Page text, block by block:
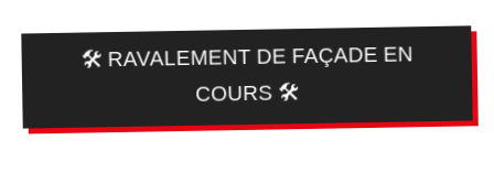
🛠️ RAVALEMENT DE FAÇADE EN
COURS 🛠️